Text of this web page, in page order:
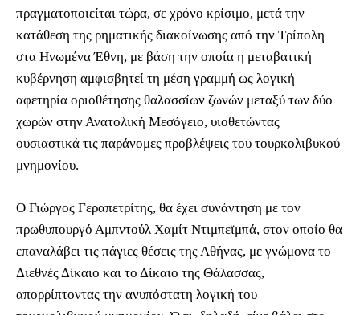
πραγματοποιείται τώρα, σε χρόνο κρίσιμο, μετά την
κατάθεση της ρηματικής διακοίνωσης από την Τρίπολη
στα Ηνωμένα Έθνη, με βάση την οποία η μεταβατική
κυβέρνηση αμφισβητεί τη μέση γραμμή ως λογική
αφετηρία οριοθέτησης θαλασσίων ζωνών μεταξύ των δύο
χωρών στην Ανατολική Μεσόγειο, υιοθετώντας
ουσιαστικά τις παράνομες προβλέψεις του τουρκολιβυκού
μνημονίου.
Ο Γιώργος Γεραπετρίτης, θα έχει συνάντηση με τον
πρωθυπουργό Αμπντούλ Χαμίτ Ντιμπεϊμπά, στον οποίο θα
επαναλάβει τις πάγιες θέσεις της Αθήνας, με γνώμονα το
Διεθνές Δίκαιο και το Δίκαιο της Θάλασσας,
απορρίπτοντας την ανυπόστατη λογική του